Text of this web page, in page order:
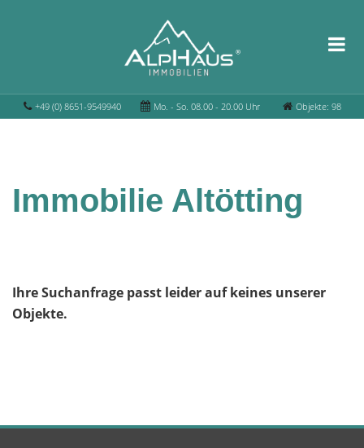
+49 (0) 8651-9549940 Mo. - So. 08.00 - 20.00 Uhr Objekte: 98
Immobilie Altötting
Ihre Suchanfrage passt leider auf keines unserer
Objekte.